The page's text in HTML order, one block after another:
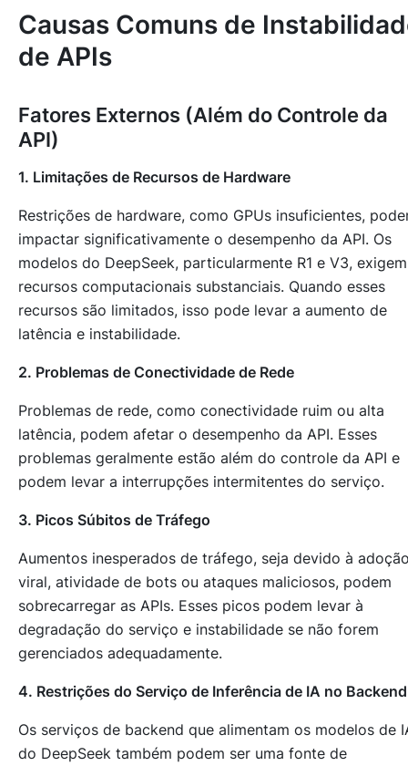
Causas Comuns de
de APIs
Fatores Externos (Além do Controle da
API)
1. Limitações de Recursos de Hardware
Restrições de hardware, como GPUs insuficientes,
impactar significativamente o desempenho da API. Os
modelos do DeepSeek, particularmente R1 e V3, exigem
recursos computacionais substanciais. Quando esses
recursos são limitados, isso pode levar a aumento de
latência e instabilidade.
2. Problemas de Conectividade de Rede
Problemas de rede, como conectividade ruim ou alta
latência, podem afetar o desempenho da API. Esses
problemas geralmente estão além do controle da API e
podem levar a interrupções intermitentes do serviço.
3. Picos Súbitos de Tráfego
Aumentos inesperados de tráfego, seja devido à
viral, atividade de bots ou ataques maliciosos, podem
sobrecarregar as APIs. Esses picos podem levar à
degradação do serviço e instabilidade se não forem
gerenciados adequadamente.
4. Restrições do Serviço de Inferência de IA no Backend
Os serviços de backend que alimentam os modelos de
do DeepSeek também podem ser uma fonte de